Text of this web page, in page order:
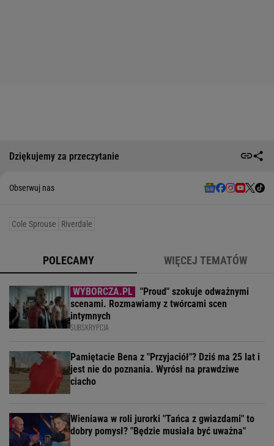
Dziękujemy za przeczytanie
Obserwuj nas
Cole Sprouse Riverdale
POLECAMY WIĘCEJ TEMATÓW
"Proud" szokuje odważnymi
scenami. Rozmawiamy z twórcami scen
intymnych
SUBSKRYPCJA
Pamiętacie Bena z "Przyjaciół"? Dziś ma 25 lat i
jest nie do poznania. Wyrósł na prawdziwe
ciacho
Wieniawa w roli jurorki "Tańca z gwiazdami" to
dobry pomysł? "Będzie musiała być uważna"